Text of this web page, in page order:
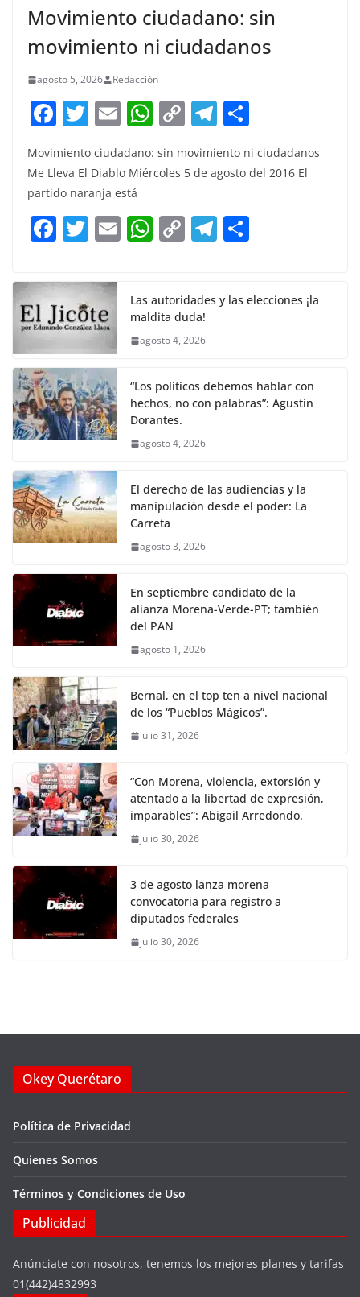
Movimiento ciudadano: sin
movimiento ni ciudadanos
agosto 5, 2026 Redacción
F
a
c
e
b
o
k
T
w
itt
er
E
m
ai
l
W
h
at
A
p
C
p
Li
n
T
e
gr
a
m
h
ar
Movimiento ciudadano: sin movimiento ni ciudadanos
Me Lleva El Diablo Miércoles 5 de agosto del 2016 El
partido naranja está
F
c
e
b
o
o
k
T
itt
er
E W
s
A
p
C
y
Li
k
T
gr e
Las autoridades y las elecciones ¡la
maldita duda!
agosto 4, 2026
“Los políticos debemos hablar con
hechos, no con palabras”: Agustín
Dorantes.
agosto 4, 2026
El derecho de las audiencias y la
manipulación desde el poder: La
Carreta
agosto 3, 2026
En septiembre candidato de la
alianza Morena-Verde-PT; también
del PAN
agosto 1, 2026
Bernal, en el top ten a nivel nacional
de los “Pueblos Mágicos”.
julio 31, 2026
“Con Morena, violencia, extorsión y
atentado a la libertad de expresión,
imparables”: Abigail Arredondo.
julio 30, 2026
3 de agosto lanza morena
convocatoria para registro a
diputados federales
julio 30, 2026
Okey Querétaro
Política de Privacidad
Quienes Somos
Términos y Condiciones de Uso
Publicidad
Anúnciate con nosotros, tenemos los mejores planes y tarifas
01(442)4832993